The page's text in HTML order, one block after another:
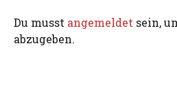
Du musst angemeldet sein,
abzugeben.